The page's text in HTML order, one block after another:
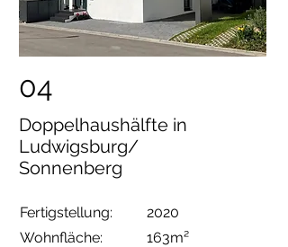
04
Doppelhaushälfte in
Ludwigsburg/
Sonnenberg
Fertigstellung:
Wohnfläche:
2020
163m²